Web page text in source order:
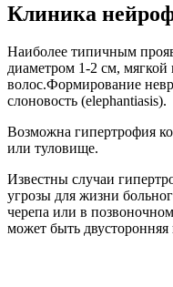
Клиника
Наиболее типичным
диаметром 1-2 см,
волос.Формирование
слоновость (elephantiasis).
Возможна гипертрофия
или туловище.
Известны случаи
угрозы для жизни
черепа или в
может быть